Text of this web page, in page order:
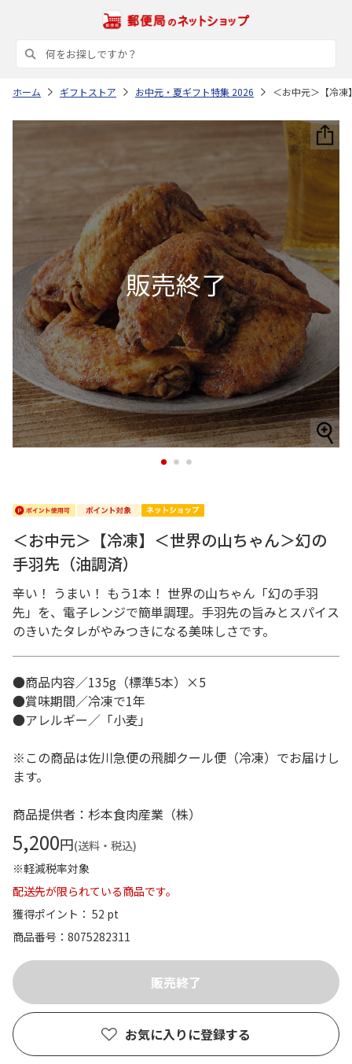
ホーム ギフトストア お中元・夏ギフト特集 2026 ＜お中元＞【冷
1 2 3
＜お中元＞【冷凍】＜世界の山ちゃん＞幻の
手羽先（油調済）
辛い！ うまい！ もう1本！ 世界の山ちゃん「幻の手羽
先」を、電子レンジで簡単調理。手羽先の旨みとスパイス
のきいたタレがやみつきになる美味しさです。
●商品内容／135g（標準5本）×5
●賞味期間／冷凍で1年
●アレルギー／「小麦」
※この商品は佐川急便の飛脚クール便（冷凍）でお届けし
ます。
商品提供者：杉本食肉産業（株）
5,200円(送料・税込)
※軽減税率対象
配送先が限られている商品です。
獲得ポイント： 52 pt
商品番号
8075282311
お気に入りに登録する